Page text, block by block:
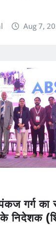
Aug 7,
गर्ग का
निदेशक